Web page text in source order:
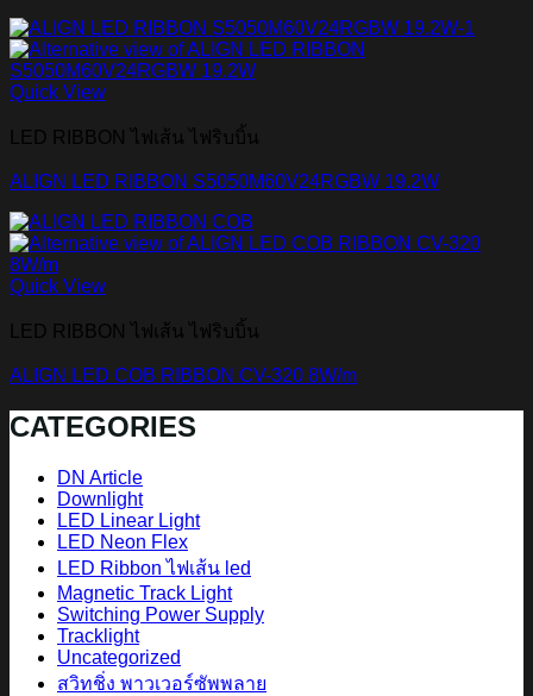
Quick View
LED RIBBON ไฟเส้น ไฟริบบิ้น
ALIGN LED RIBBON S5050M60V24RGBW 19.2W
Quick View
LED RIBBON ไฟเส้น ไฟริบบิ้น
ALIGN LED COB RIBBON CV-320 8W/m
CATEGORIES
DN Article
Downlight
LED Linear Light
LED Neon Flex
LED Ribbon ไฟเส้น led
Magnetic Track Light
Switching Power Supply
Tracklight
Uncategorized
สวิทชิ่ง พาวเวอร์ซัพพลาย